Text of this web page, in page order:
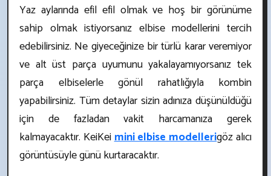
Yaz aylarında efil efil olmak ve hoş bir görünüme
sahip olmak istiyorsanız elbise modellerini tercih
edebilirsiniz. Ne giyeceğinize bir türlü karar veremiyor
ve alt üst parça uyumunu yakalayamıyorsanız tek
parça elbiselerle gönül rahatlığıyla kombin
yapabilirsiniz. Tüm detaylar sizin adınıza düşünüldüğü
için de fazladan vakit harcamanıza gerek
kalmayacaktır. KeiKeimini elbise modellerigöz alıcı
görüntüsüyle günü kurtaracaktır.